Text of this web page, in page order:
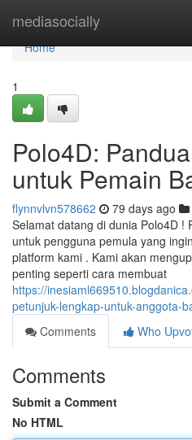
mediasocially
Home
Home
1
Polo4D:
untuk Pemain
flynnvlvn578662 79 days ago
Selamat datang di dunia Polo4D !
untuk pengguna pemula yang
platform kami . Kami akan
penting seperti cara membuat
https://
petunjuk-lengkap-untuk-anggota-
Comments
Who
Comments
Submit a Comment
No HTML